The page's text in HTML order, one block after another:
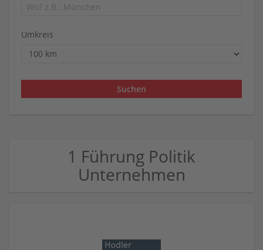
Umkreis
1 Führung Politik
Unternehmen